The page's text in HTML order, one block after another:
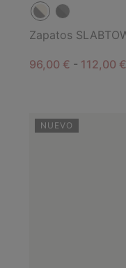
Zapatos
Minimum sale
96,00 € - 112,00 €
NUEVO